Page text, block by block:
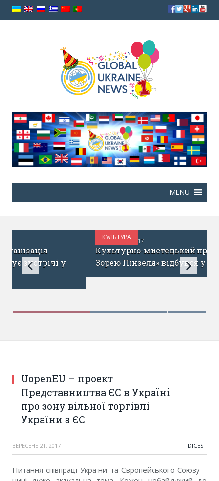
Культурно-мистецький проект «Під
Зорею Пінзеля» відбувся у Львові
UopenEU – проект
Представництва ЄС в Україні
про зону вільної торгівлі
України з ЄС
ВЕРЕСЕНЬ 21, 2017 DIGEST
Питання співпраці України та Європейського Союзу –